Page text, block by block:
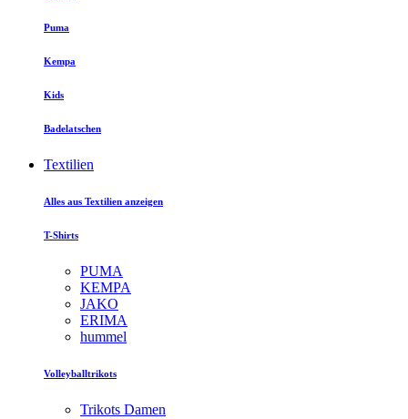
Puma
Kempa
Kids
Badelatschen
Textilien
Alles aus Textilien anzeigen
T-Shirts
PUMA
KEMPA
JAKO
ERIMA
hummel
Volleyballtrikots
Trikots Damen